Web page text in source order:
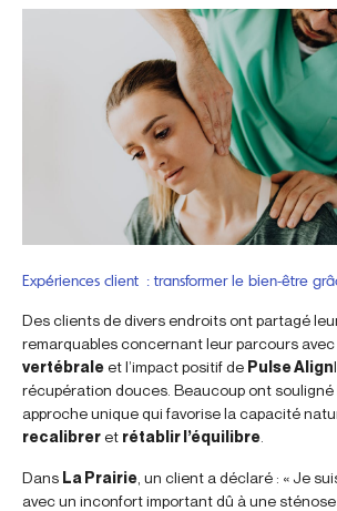
Expériences client : transformer le bien-être
Des clients de divers endroits ont partagé
remarquables concernant leur parcours avec
vertébraleet l’impact positif de Pulse Align
récupération douces. Beaucoup ont
approche unique qui favorise la capacité
recalibreret rétablir l’équilibre
Dans La Prairie , un client a déclaré : « Je
avec un inconfort important dû à une